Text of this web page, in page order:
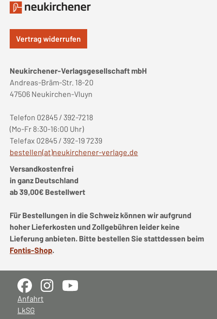
Vertrag widerrufen
Neukirchener-Verlagsgesellschaft mbH
Andreas-Bräm-Str. 18-20
47506 Neukirchen-Vluyn
Telefon 02845 / 392-7218
(Mo-Fr 8:30-16:00 Uhr)
Telefax 02845 / 392-19 7239
bestellen(at)neukirchener-verlage.de
Versandkostenfrei
in ganz Deutschland
ab 39,00€ Bestellwert
Für Bestellungen in die Schweiz können wir aufgrund
hoher Lieferkosten und Zollgebühren leider keine
Lieferung anbieten. Bitte bestellen Sie stattdessen beim
Fontis-Shop.
Anfahrt
LkSG